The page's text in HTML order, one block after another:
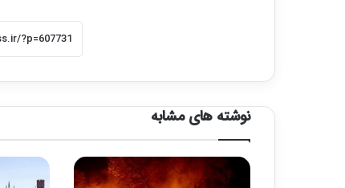
نوشته های مشابه